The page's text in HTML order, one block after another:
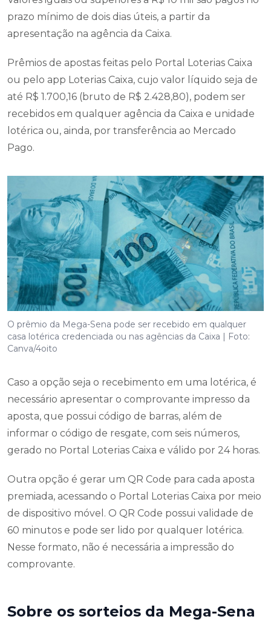
prazo mínimo de dois dias úteis, a partir da
apresentação na agência da Caixa.
Prêmios de apostas feitas pelo Portal Loterias Caixa
ou pelo app Loterias Caixa, cujo valor líquido seja de
até R$ 1.700,16 (bruto de R$ 2.428,80), podem ser
recebidos em qualquer agência da Caixa e unidade
lotérica ou, ainda, por transferência ao Mercado
Pago.
O prêmio da Mega-Sena pode ser recebido em qualquer
casa lotérica credenciada ou nas agências da Caixa | Foto:
Canva/4oito
Caso a opção seja o recebimento em uma lotérica, é
necessário apresentar o comprovante impresso da
aposta, que possui código de barras, além de
informar o código de resgate, com seis números,
gerado no Portal Loterias Caixa e válido por 24 horas.
Outra opção é gerar um QR Code para cada aposta
premiada, acessando o Portal Loterias Caixa por meio
de dispositivo móvel. O QR Code possui validade de
60 minutos e pode ser lido por qualquer lotérica.
Nesse formato, não é necessária a impressão do
comprovante.
Sobre os sorteios da Mega-Sena